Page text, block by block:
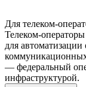
Для телеком-
Телеком-
для
— федеральный
инфраструктурой.